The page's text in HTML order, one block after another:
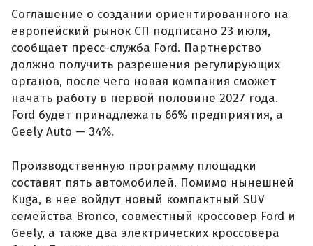
Соглашение о создании ориентированного на
европейский рынок СП подписано 23 июля,
сообщает пресс-служба Ford. Партнерство
должно получить разрешения регулирующих
органов, после чего новая компания сможет
начать работу в первой половине 2027 года.
Ford будет принадлежать 66% предприятия, а
Geely Auto — 34%.
Производственную программу площадки
составят пять автомобилей. Помимо нынешней
Kuga, в нее войдут новый компактный SUV
семейства Bronco, совместный кроссовер Ford и
Geely, а также два электрических кроссовера